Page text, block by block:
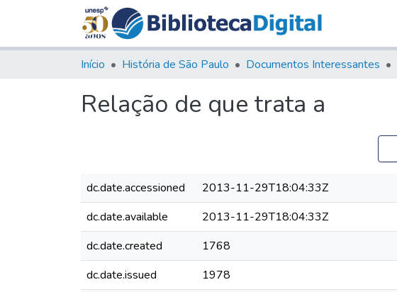
Início História de São Paulo Documentos Interessantes
Relação de que trata a
dc.date.accessioned
2013-11-29T18:04:33Z
dc.date.available
2013-11-29T18:04:33Z
dc.date.created
1768
dc.date.issued
1978